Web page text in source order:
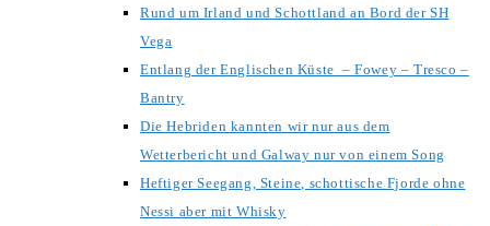
Rund um Irland und Schottland an Bord der SH
Vega
Entlang der Englischen Küste – Fowey – Tresco –
Bantry
Die Hebriden kannten wir nur aus dem
Wetterbericht und Galway nur von einem Song
Heftiger Seegang, Steine, schottische Fjorde ohne
Nessi aber mit Whisky